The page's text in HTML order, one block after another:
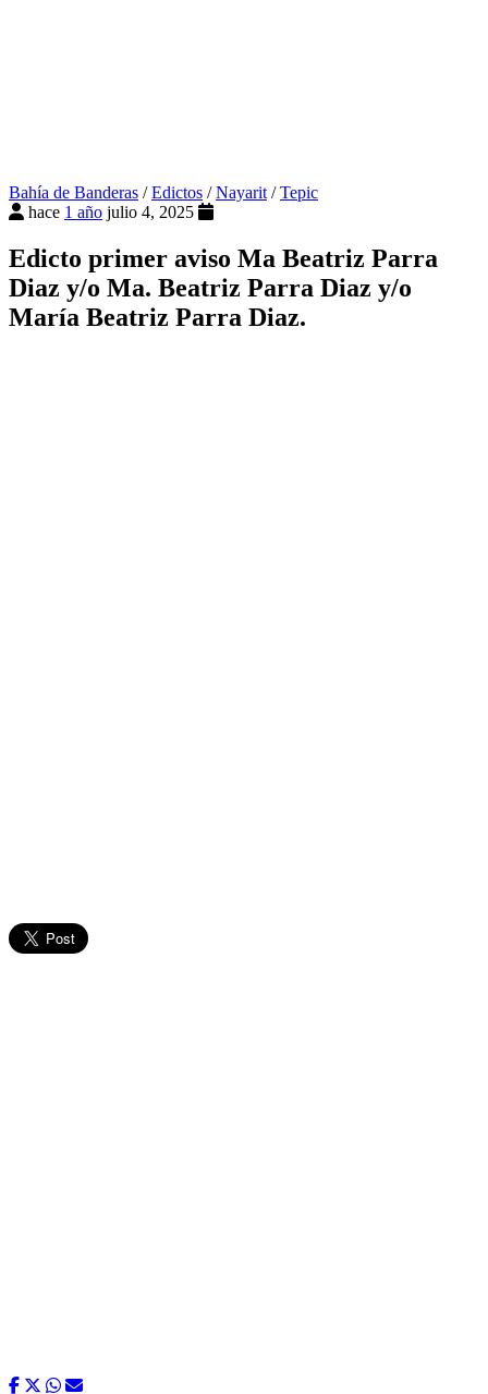
Bahía de Banderas /Edictos /Nayarit/Tepic
hace 1 año julio 4, 2025
Edicto primer aviso Ma Beatriz Parra
Diaz y/o Ma. Beatriz Parra Diaz y/o
María Beatriz Parra Diaz.